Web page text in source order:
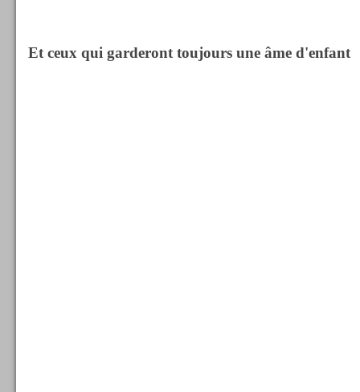
Et ceux qui garderont toujours une âme d'enfant